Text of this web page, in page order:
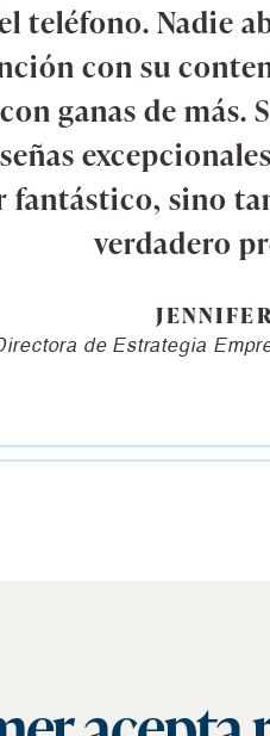
teléfono. Nadie
con su
ganas de más.
fantástico, sino
verdadero
de Estrategia